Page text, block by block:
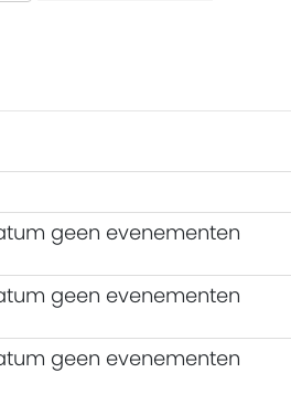
geen evenementen
geen evenementen
geen evenementen